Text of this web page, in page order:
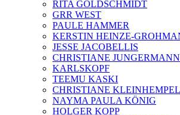
RITA GOLDSCHMIDT
GRR WEST
PAULE HAMMER
KERSTIN HEINZE-
JESSE JACOBELLIS
CHRISTIANE JUNGERMANN
KARLSKOPF
TEEMU KASKI
CHRISTIANE KLEINHEMPEL
NAYMA PAULA KÖNIG
HOLGER KOPP